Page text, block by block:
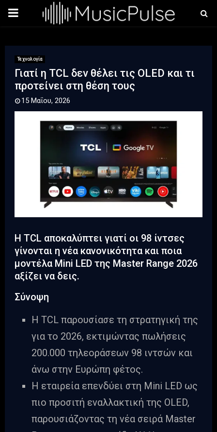
PRIMARY
Τεχνολογία
Γιατί η TCL δεν θέλει τις OLED και τι
προτείνει στη θέση τους
15 Μαΐου, 2026
Η TCL αποκαλύπτει γιατί οι 98 ίντσες
γίνονται η νέα κανονικότητα και ποια
μοντέλα Mini LED της Master Range 2026
αξίζει να δεις.
Σύνοψη
Η TCL παρουσίασε τη στρατηγική της
για το 2026, εκτιμώντας πωλήσεις
200.000 τηλεοράσεων 98 ιντσών και
άνω στην Ευρώπη φέτος.
Η εταιρεία επενδύει στη Mini LED ως
πιο προσιτή εναλλακτική της OLED,
παρουσιάζοντας τη νέα σειρά Master